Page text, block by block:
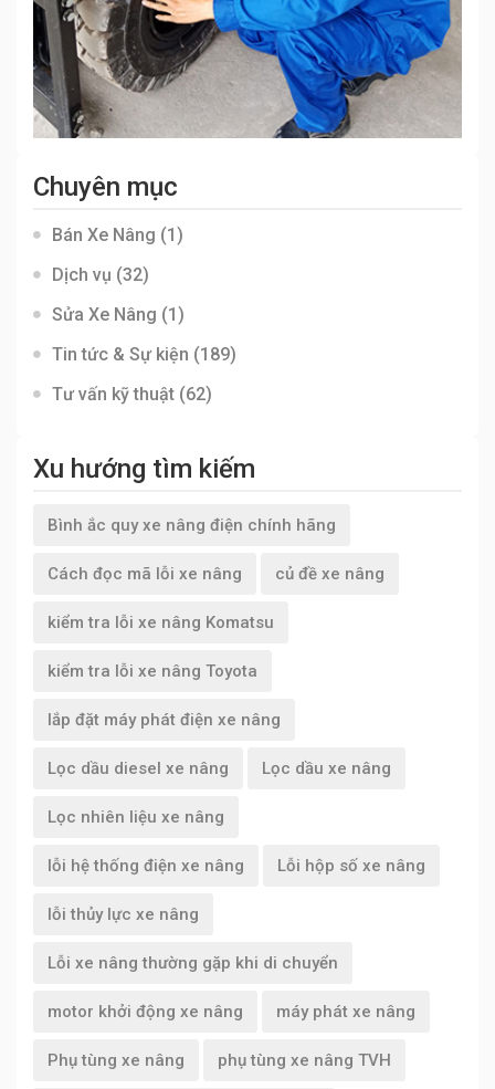
Chuyên mục
Bán Xe Nâng (1)
Dịch vụ (32)
Sửa Xe Nâng (1)
Tin tức & Sự kiện (189)
Tư vấn kỹ thuật (62)
Xu hướng tìm kiếm
Bình ắc quy xe nâng điện chính hãng
Cách đọc mã lỗi xe nâng củ đề xe nâng
kiểm tra lỗi xe nâng Komatsu
kiểm tra lỗi xe nâng Toyota
lắp đặt máy phát điện xe nâng
Lọc dầu diesel xe nâng Lọc dầu xe nâng
Lọc nhiên liệu xe nâng
lỗi hệ thống điện xe nâng Lỗi hộp số xe nâng
lỗi thủy lực xe nâng
Lỗi xe nâng thường gặp khi di chuyển
motor khởi động xe nâng máy phát xe nâng
Phụ tùng xe nâng phụ tùng xe nâng TVH